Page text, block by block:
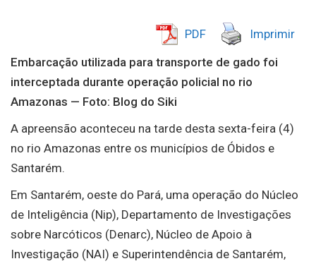
PDF Imprimir
Embarcação utilizada para transporte de gado foi
interceptada durante operação policial no rio
Amazonas — Foto: Blog do Siki
A apreensão aconteceu na tarde desta sexta-feira (4)
no rio Amazonas entre os municípios de Óbidos e
Santarém.
Em Santarém, oeste do Pará, uma operação do Núcleo
de Inteligência (Nip), Departamento de Investigações
sobre Narcóticos (Denarc), Núcleo de Apoio à
Investigação (NAI) e Superintendência de Santarém,